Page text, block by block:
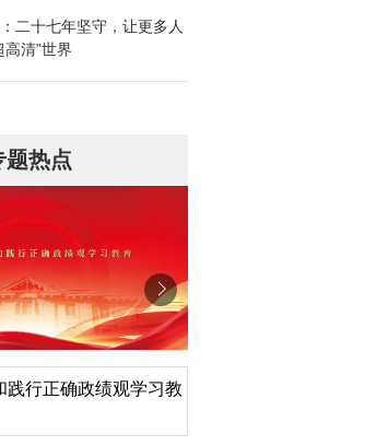
二十七年坚守，让更多人
高清”世界
题热点
践行正确政绩观学习教